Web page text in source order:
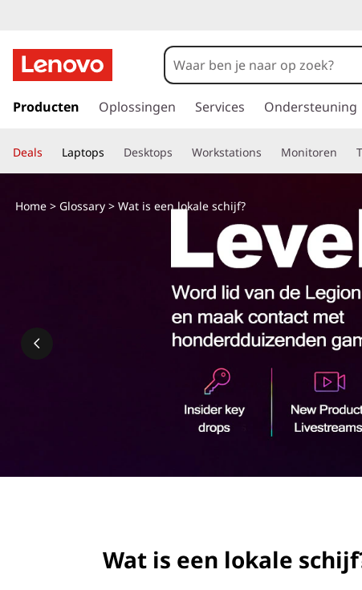
a
a
r
e
Producten Oplossingen Services Ondersteuning
Deals Laptops Desktops Workstations Monitoren
Home> Glossary> Wat is een lokale schijf?
Wat is een lokale